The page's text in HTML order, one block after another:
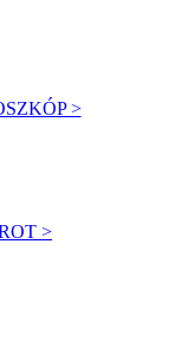
>
>